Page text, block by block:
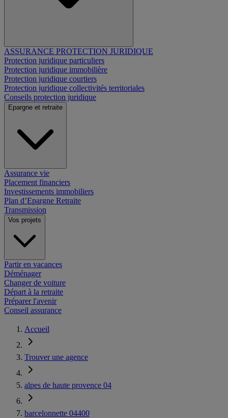
ASSURANCE PROTECTION JURIDIQUE
Protection juridique particuliers
Protection juridique immobilière
Protection juridique courtiers
Protection juridique collectivités territoriales
Conseils protection juridique
Epargne et retraite
Assurance vie
Placement financiers
Investissements immobiliers
Plan d’Epargne Retraite
Transmission
Vos projets
Partir en vacances
Déménager
Changer de voiture
Départ à la retraite
Préparer l'avenir
Conseil assurance
Accueil
Trouver une agence
alpes de haute provence 04
barcelonnette 04400